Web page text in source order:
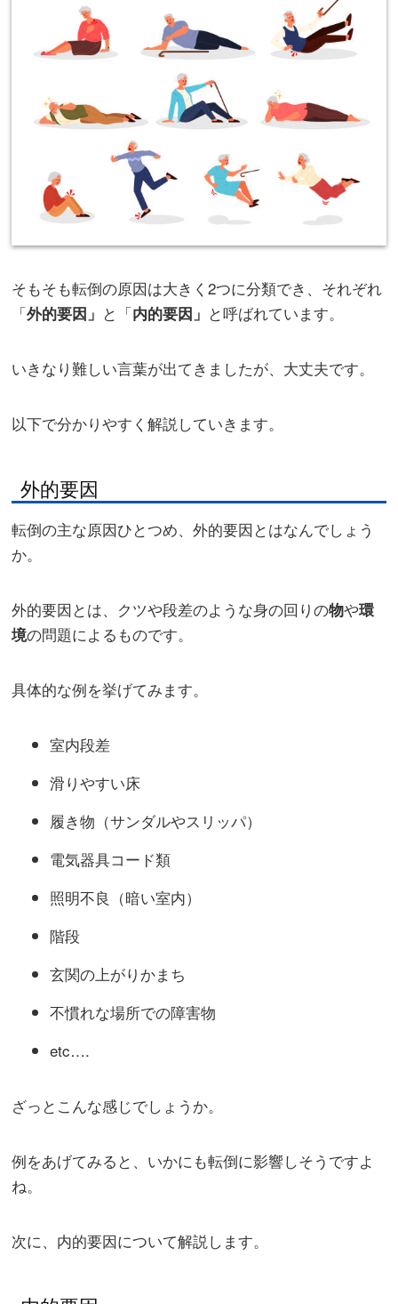
そもそも転倒の原因は大きく2つに分類でき、それぞれ
「外的要因」 と「内的要因」 と呼ばれています。
いきなり難しい言葉が出てきましたが、大丈夫です。
以下で分かりやすく解説していきます。
外的要因
転倒の主な原因ひとつめ、外的要因とはなんでしょう
か。
外的要因とは、クツや段差のような身の回りの物や環
境の問題によるものです。
具体的な例を挙げてみます。
室内段差
滑りやすい床
履き物（サンダルやスリッパ）
電気器具コード類
照明不良（暗い室内）
階段
玄関の上がりかまち
不慣れな場所での障害物
etc….
ざっとこんな感じでしょうか。
例をあげてみると、いかにも転倒に影響しそうですよ
ね。
次に、内的要因について解説します。